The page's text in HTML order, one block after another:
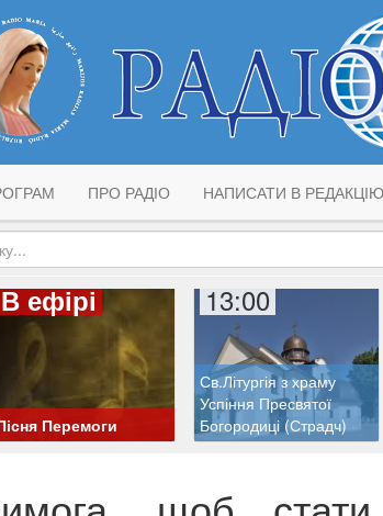
ПРО РАДІО НАПИСАТИ В РЕДАКЦІЮ
В ефірі
Перемоги
13:00
Св.Літургія з храму
Успіння Пресвятої
Богородиці (Страдч)